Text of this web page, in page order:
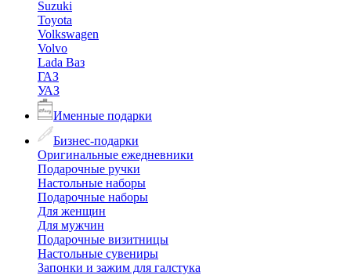
Suzuki
Toyota
Volkswagen
Volvo
Lada Ваз
ГАЗ
УАЗ
Именные подарки
Бизнес-подарки
Оригинальные ежедневники
Подарочные ручки
Настольные наборы
Подарочные наборы
Для женщин
Для мужчин
Подарочные визитницы
Настольные сувениры
Запонки и зажим для галстука